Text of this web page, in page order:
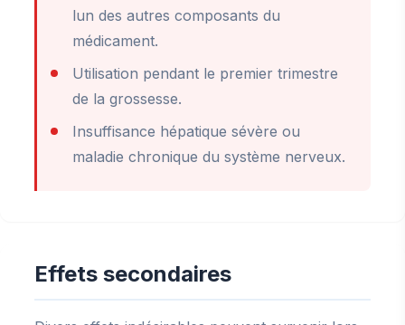
lun des autres composants du
médicament.
Utilisation pendant le premier trimestre
de la grossesse.
Insuffisance hépatique sévère ou
maladie chronique du système nerveux.
Effets secondaires